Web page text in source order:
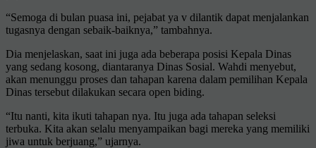
“Semoga di bulan puasa ini, pejabat ya v dilantik dapat menjalankan
tugasnya dengan sebaik-baiknya,” tambahnya.
Dia menjelaskan, saat ini juga ada beberapa posisi Kepala Dinas
yang sedang kosong, diantaranya Dinas Sosial. Wahdi menyebut,
akan menunggu proses dan tahapan karena dalam pemilihan Kepala
Dinas tersebut dilakukan secara open biding.
“Itu nanti, kita ikuti tahapan nya. Itu juga ada tahapan seleksi
terbuka. Kita akan selalu menyampaikan bagi mereka yang memiliki
jiwa untuk berjuang,” ujarnya.